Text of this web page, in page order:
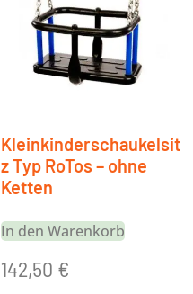
Kleinkinderschaukelsit
z Typ RoTos – ohne
Ketten
In den Warenkorb
142,50 €